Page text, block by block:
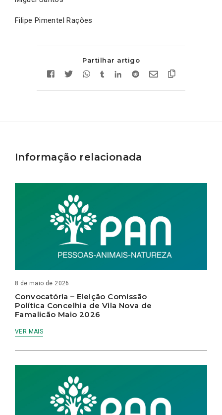
Filipe Pimentel Rações
Partilhar artigo
Informação relacionada
8 de maio de 2026
Convocatória – Eleição Comissão
Política Concelhia de Vila Nova de
Famalicão Maio 2026
VER MAIS